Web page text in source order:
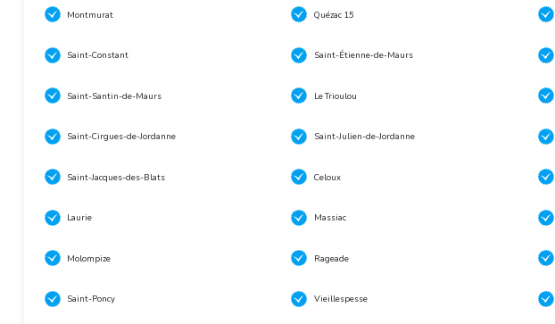
Montmurat Quézac 15
Saint-Constant Saint-Étienne-de-Maurs
Saint-Santin-de-Maurs Le Trioulou
Saint-Cirgues-de-Jordanne Saint-Julien-de-Jordanne
Saint-Jacques-des-Blats Celoux
Laurie Massiac
Molompize Rageade
Saint-Poncy Vieillespesse